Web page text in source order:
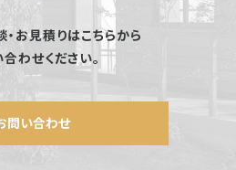
・お見積りはこちらから
わせください。
問い合わせ